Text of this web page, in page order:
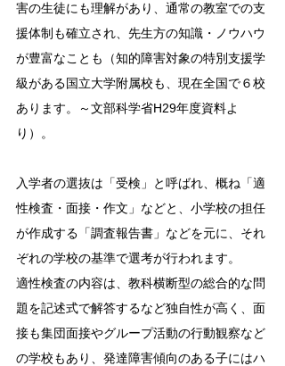
害の生徒にも理解があり、通常の教室での支
援体制も確立され、先生方の知識・ノウハウ
が豊富なことも
（知的障害対象の特別支援学
級がある国立大学附属校も、現在全国で６校
あります。～文部科学省H29年度資料よ
り）
。
入学者の選抜は「受検」と呼ばれ、概ね「適
性検査・面接・作文」などと、小学校の担任
が作成する「調査報告書」などを元に、それ
ぞれの学校の基準で選考が行われます。
適性検査の内容は、教科横断型の総合的な問
題を記述式で解答するなど独自性が高く、面
接も集団面接やグループ活動の行動観察など
の学校もあり、発達障害傾向のある子にはハ